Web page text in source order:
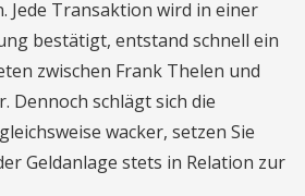
Jede Transaktion wird in einer
bestätigt, entstand schnell ein
zwischen Frank Thelen und
Dennoch schlägt sich die
wacker, setzen Sie
Geldanlage stets in Relation zur